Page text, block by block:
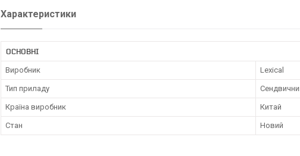
Характеристики
ОСНОВНІ
Виробник Lexical
Тип приладу
Країна виробник Китай
Стан Новий